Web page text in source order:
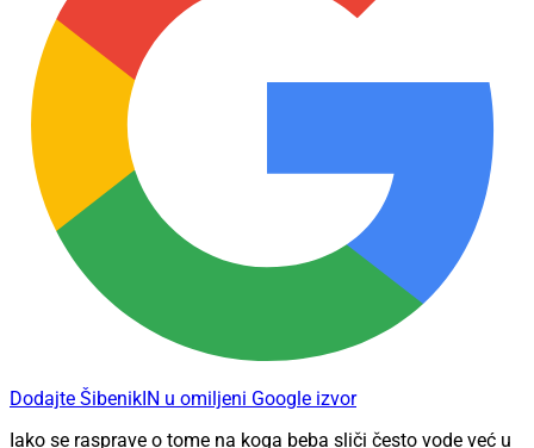
Dodajte ŠibenikIN u omiljeni Google izvor
Iako se rasprave o tome na koga beba sliči često vode već u